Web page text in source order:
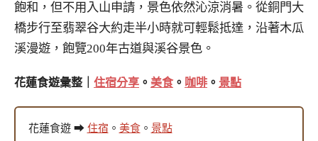
飽和，但不用入山申請，景色依然沁涼消暑。從銅門大
橋步行至翡翠谷大約走半小時就可輕鬆抵達，沿著木瓜
溪漫遊，飽覽200年古道與溪谷景色。
花蓮食遊彙整｜ 住宿分享 。 美食。 咖啡 。 景點
花蓮食遊 ➡ 住宿 。 美食。 景點